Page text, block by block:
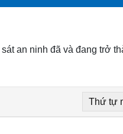
an ninh đã và đang trở